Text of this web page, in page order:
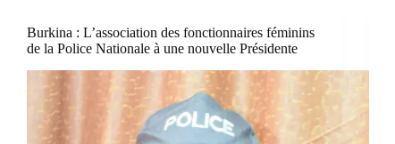
Burkina : L’association des fonctionnaires féminins
de la Police Nationale à une nouvelle Présidente